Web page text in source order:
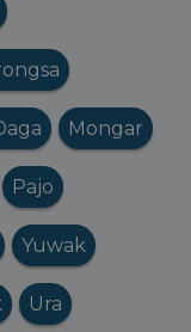
Mongar
Pajo
Yuwak
Ura